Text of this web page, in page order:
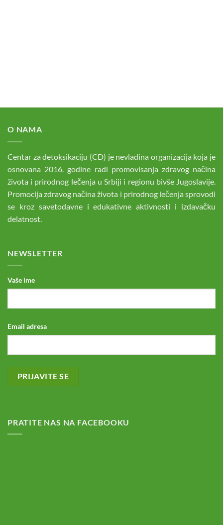
O NAMA
Centar za detoksikaciju (CD) je nevladina organizacija koja je
osnovana 2016. godine radi promovisanja zdravog načina
života i prirodnog lečenja u Srbiji i regionu bivše Jugoslavije.
Promocija zdravog načina života i prirodnog lečenja sprovodi
se kroz savetodavne i edukativne aktivnosti i izdavačku
delatnost.
NEWSLETTER
Vaše ime
Email adresa
PRATITE NAS NA FACEBOOKU